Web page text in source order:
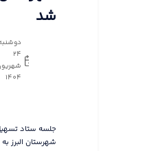
شد
24
شهریور
1404
جلسه ستاد
شهرستان البرز